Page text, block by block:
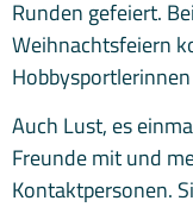
Runden gefeiert.
Weihnachtsfeiern
Auch Lust, es
Freunde mit und
Kontaktpersonen.